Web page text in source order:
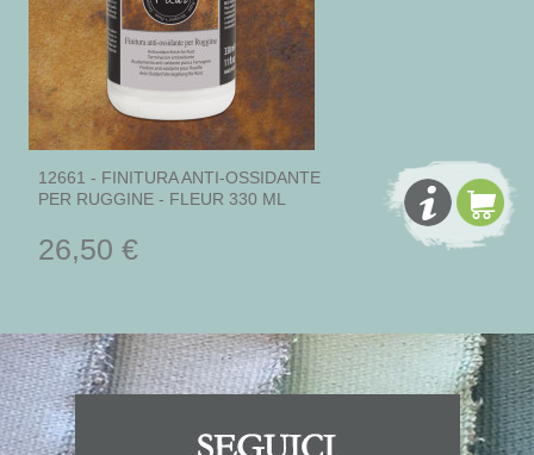
12661 - FINITURA ANTI-OSSIDANTE
PER RUGGINE - FLEUR 330 ML
26,50 €